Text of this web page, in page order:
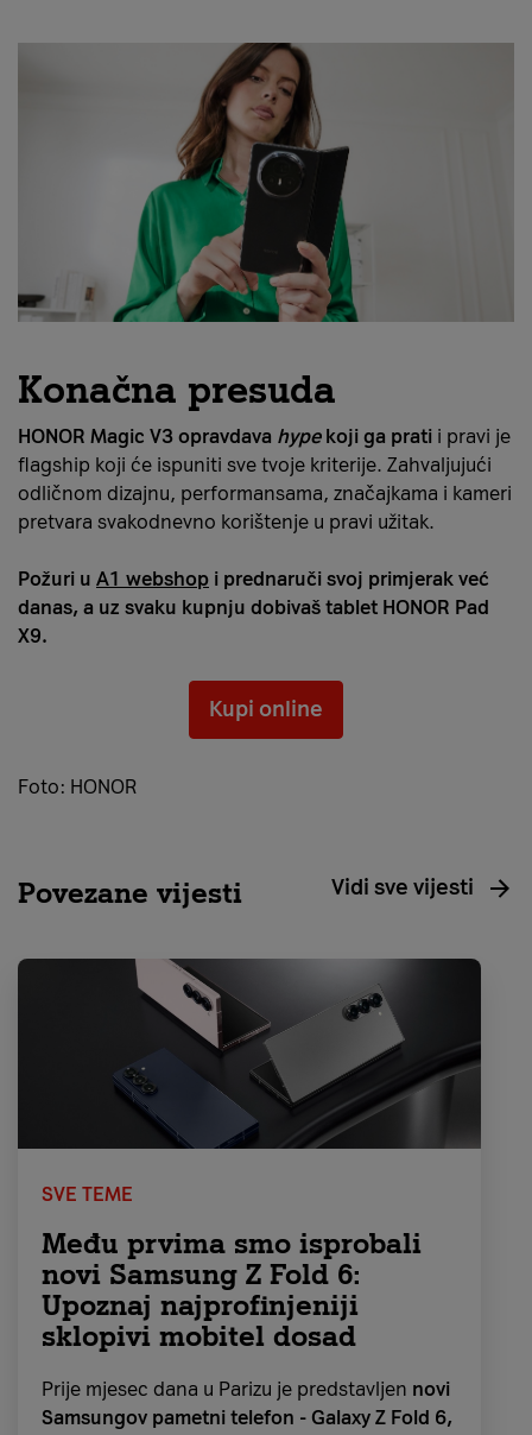
Konačna presuda
HONOR Magic V3 opravdava hype koji ga prati i pravi je
flagship koji će ispuniti sve tvoje kriterije. Zahvaljujući
odličnom dizajnu, performansama, značajkama i kameri
pretvara svakodnevno korištenje u pravi užitak.
Požuri u A1 webshop i prednaruči svoj primjerak već
danas, a uz svaku kupnju dobivaš tablet HONOR Pad
X9.
Kupi online
Foto: HONOR
Povezane vijesti Vidi sve vijesti
SVE TEME
Među prvima smo isprobali
novi Samsung Z Fold 6:
Upoznaj najprofinjeniji
sklopivi mobitel dosad
Prije mjesec dana u Parizu je predstavljen novi
Samsungov pametni telefon - Galaxy Z Fold 6,